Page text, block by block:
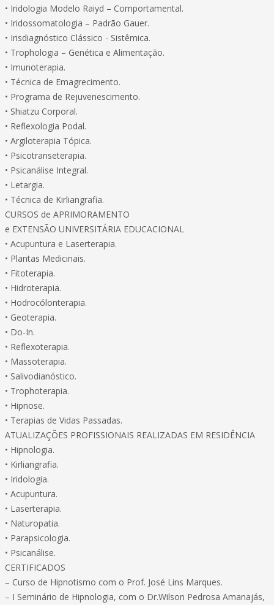
• Iridologia Modelo Raiyd – Comportamental.
• Iridossomatologia – Padrão Gauer.
• Irisdiagnóstico Clássico - Sistêmica.
• Trophologia – Genética e Alimentação.
• Imunoterapia.
• Técnica de Emagrecimento.
• Programa de Rejuvenescimento.
• Shiatzu Corporal.
• Reflexologia Podal.
• Argiloterapia Tópica.
• Psicotranseterapia.
• Psicanálise Integral.
• Letargia.
• Técnica de Kirliangrafia.
CURSOS de APRIMORAMENTO
e EXTENSÃO UNIVERSITÁRIA EDUCACIONAL
• Acupuntura e Laserterapia.
• Plantas Medicinais.
• Fitoterapia.
• Hidroterapia.
• Hodrocólonterapia.
• Geoterapia.
• Do-In.
• Reflexoterapia.
• Massoterapia.
• Salivodianóstico.
• Trophoterapia.
• Hipnose.
• Terapias de Vidas Passadas.
ATUALIZAÇÕES PROFISSIONAIS REALIZADAS EM RESIDÊNCIA
• Hipnologia.
• Kirliangrafia.
• Iridologia.
• Acupuntura.
• Laserterapia.
• Naturopatia.
• Parapsicologia.
• Psicanálise.
CERTIFICADOS
– Curso de Hipnotismo com o Prof. José Lins Marques.
– I Seminário de Hipnologia, com o Dr.Wilson Pedrosa Amanajás,